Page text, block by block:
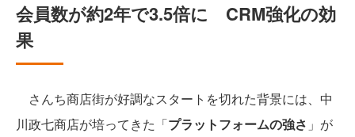
会員数が約2年で3.5倍に CRM強化の効
果
さんち商店街が好調なスタートを切れた背景には、中
川政七商店が培ってきた「プラットフォームの強さ 」が